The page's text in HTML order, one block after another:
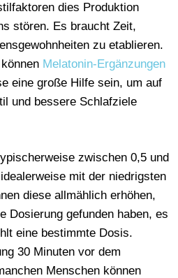
dies Produktion
stören. Es braucht Zeit,
zu etablieren.
Melatonin-Ergänzungen
eine große Hilfe sein, um auf
und bessere Schlafziele
zwischen 0,5 und
mit der niedrigsten
diese allmählich erhöhen,
Dosierung gefunden haben, es
eine bestimmte Dosis.
30 Minuten vor dem
Menschen können